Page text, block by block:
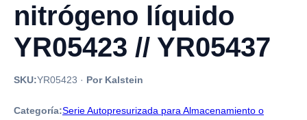
nitrógeno líquido
YR05423 // YR05437
SKU:YR05423 · Por Kalstein
Categoría:Serie Autopresurizada para Almacenamiento o